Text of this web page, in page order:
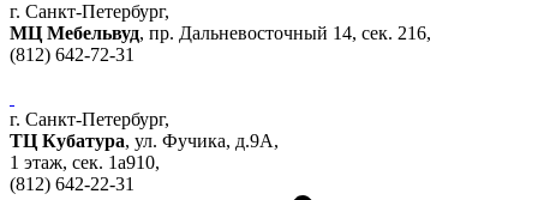
г. Санкт-Петербург,
МЦ Мебельвуд, пр. Дальневосточный 14, сек. 216,
(812) 642-72-31
г. Санкт-Петербург,
ТЦ Кубатура, ул. Фучика, д.9А,
1 этаж, сек. 1a910,
(812) 642-22-31